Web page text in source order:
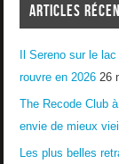
ARTICLES
Il Sereno sur le
rouvre en 2026 26
The Recode Club
envie de mieux
Les plus belles